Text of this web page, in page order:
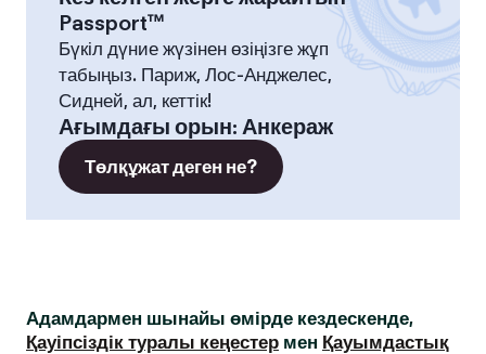
Passport™
Бүкіл дүние жүзінен өзіңізге жұп
табыңыз. Париж, Лос-Анджелес,
Сидней, ал, кеттік!
Ағымдағы орын: Анкераж
Төлқұжат деген не?
Адамдармен шынайы өмірде кездескенде,
Қауіпсіздік туралы кеңестер мен Қауымдастық